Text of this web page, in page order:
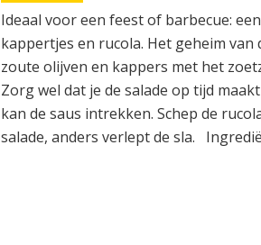
Ideaal voor een feest of barbecue:
kappertjes en rucola. Het geheim van
zoute olijven en kappers met het
Zorg wel dat je de salade op tijd
kan de saus intrekken. Schep de
salade, anders verlept de sla.